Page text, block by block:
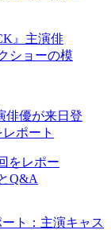
俳優が来日登
ポート
ート：主演キャス